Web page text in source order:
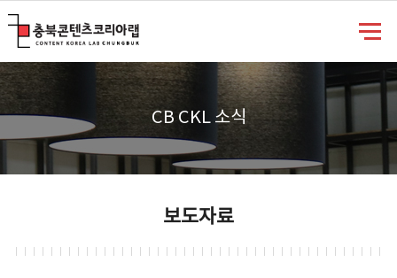
CB CKL 소식
보도자료